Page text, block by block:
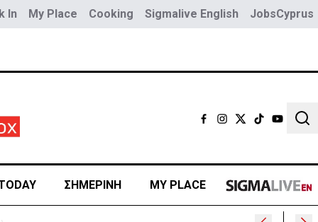
In My Place Cooking Sigmalive English JobsCyprus
ΣΗΜΕΡΙΝΗ MY PLACE